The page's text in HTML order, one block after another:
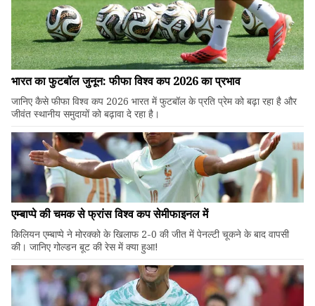
भारत का फुटबॉल जुनून: फीफा विश्व कप 2026 का प्रभाव
जानिए कैसे फीफा विश्व कप 2026 भारत में फुटबॉल के प्रति प्रेम को बढ़ा रहा है और
जीवंत स्थानीय समुदायों को बढ़ावा दे रहा है।
एम्बाप्पे की चमक से फ्रांस विश्व कप सेमीफाइनल में
किलियन एम्बाप्पे ने मोरक्को के खिलाफ 2-0 की जीत में पेनल्टी चूकने के बाद वापसी
की। जानिए गोल्डन बूट की रेस में क्या हुआ!